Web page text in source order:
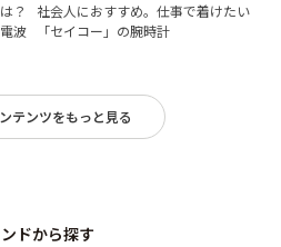
？
波
社会人におすすめ。仕事で着けたい
「セイコー」の腕時計
テンツをもっと見る
ドから探す